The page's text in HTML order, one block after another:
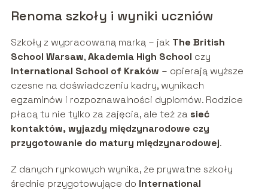
Renoma szkoły i wyniki uczniów
Szkoły z wypracowaną marką – jak The British
School Warsaw,Akademia High School czy
International School of Kraków – opierają wyższe
czesne na doświadczeniu kadry, wynikach
egzaminów i rozpoznawalności dyplomów. Rodzice
płacą tu nie tylko za zajęcia, ale też za sieć
kontaktów, wyjazdy międzynarodowe czy
przygotowanie do matury międzynarodowej.
Z danych rynkowych wynika, że prywatne szkoły
średnie przygotowujące do International